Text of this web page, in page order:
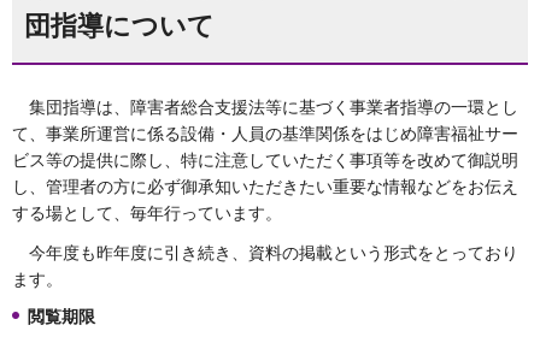
団指導について
集団指導は、障害者総合支援法等に基づく事業者指導の一環とし
て、事業所運営に係る設備・人員の基準関係をはじめ障害福祉サー
ビス等の提供に際し、特に注意していただく事項等を改めて御説明
し、管理者の方に必ず御承知いただきたい重要な情報などをお伝え
する場として、毎年行っています。
今年度も昨年度に引き続き、資料の掲載という形式をとっており
ます。
閲覧期限